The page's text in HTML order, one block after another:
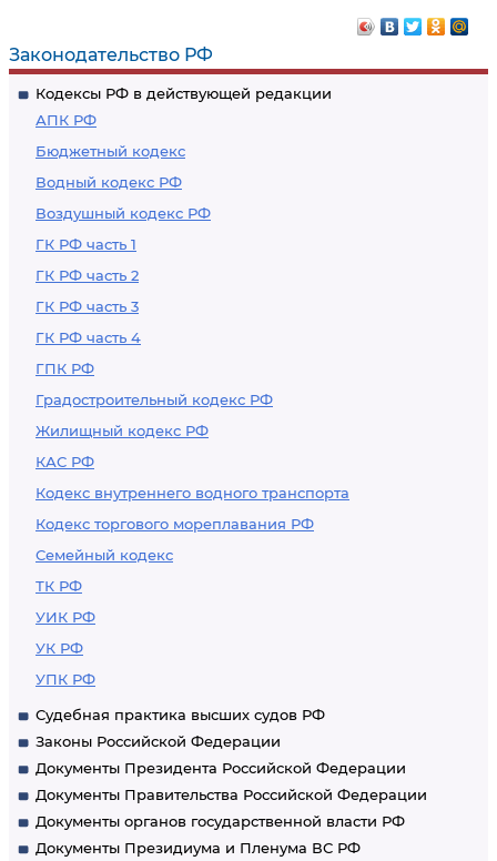
Законодательство РФ
Кодексы РФ в действующей редакции
АПК РФ
Бюджетный кодекс
Водный кодекс РФ
Воздушный кодекс РФ
ГК РФ часть 1
ГК РФ часть 2
ГК РФ часть 3
ГК РФ часть 4
ГПК РФ
Градостроительный кодекс РФ
Жилищный кодекс РФ
КАС РФ
Кодекс внутреннего водного транспорта
Кодекс торгового мореплавания РФ
Семейный кодекс
ТК РФ
УИК РФ
УК РФ
УПК РФ
Судебная практика высших судов РФ
Законы Российской Федерации
Документы Президента Российской Федерации
Документы Правительства Российской Федерации
Документы органов государственной власти РФ
Документы Президиума и Пленума ВС РФ